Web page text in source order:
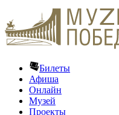
Билеты
Афиша
Онлайн
Музей
Проекты